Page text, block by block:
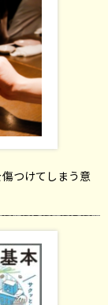
つけてしまう意